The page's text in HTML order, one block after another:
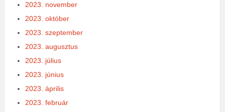
2023. november
2023. október
2023. szeptember
2023. augusztus
2023. július
2023. június
2023. április
2023. február